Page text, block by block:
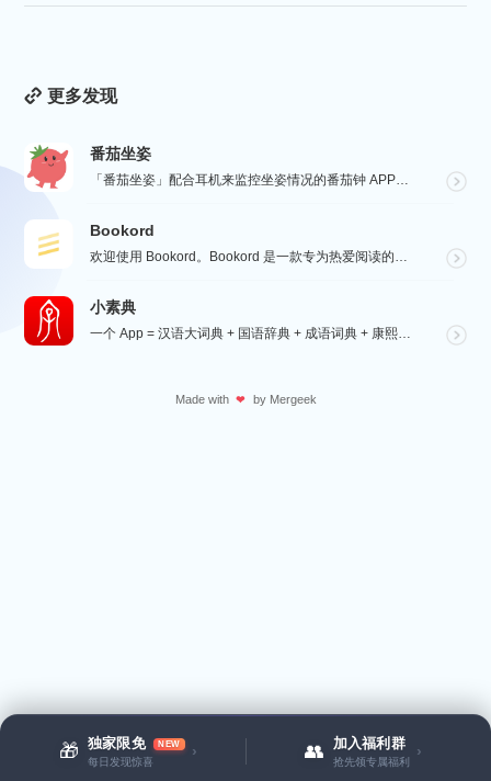
🎁 独家限免 NEW
每日发现惊喜
› 👥 加入福利群
抢先领专属福利
›
更多发现
番茄坐姿
「番茄坐姿」配合耳机来监控坐姿情况的番茄钟 APP，轻盈的界面，让番茄工作法发挥最大效果，详细也整洁...
Bookord
欢迎使用 Bookord。Bookord 是一款专为热爱阅读的人士设计的应用程序，旨在帮助用户记录每...
小素典
一个 App = 汉语大词典 + 国语辞典 + 成语词典 + 康熙字典 + 说文解字 + 六书通 +...
Made with ❤ by Mergeek